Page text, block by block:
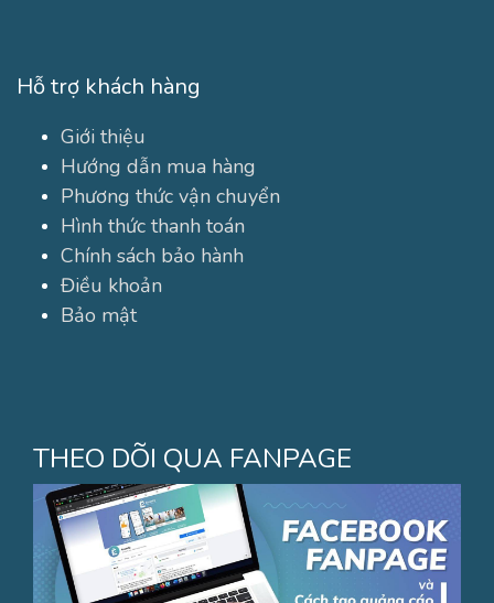
Hỗ trợ khách hàng
Giới thiệu
Hướng dẫn mua hàng
Phương thức vận chuyển
Hình thức thanh toán
Chính sách bảo hành
Điều khoản
Bảo mật
THEO DÕI QUA FANPAGE